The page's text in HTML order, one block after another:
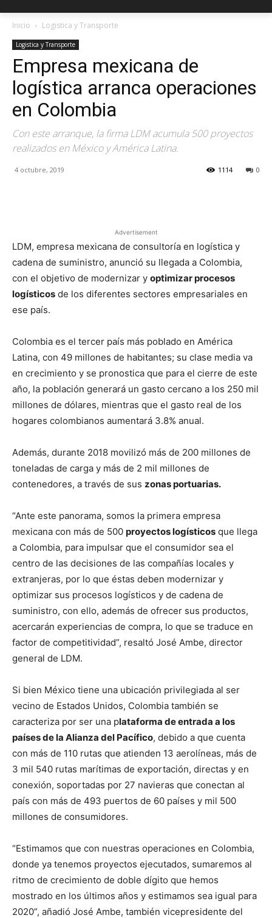
Inicio Logistica y Transporte
Logistica y Transporte
Empresa mexicana de
logística arranca operaciones
en Colombia
Con este arranque, la firma LDM acumula 500 proyectos
realizados en México y América Latina.
4 octubre, 2019 0
1114
Advertisement
LDM, empresa mexicana de consultoría en logística y
cadena de suministro, anunció su llegada a Colombia,
con el objetivo de modernizar y optimizar procesos
logísticos de los diferentes sectores empresariales en
ese país.
Colombia es el tercer país más poblado en América
Latina, con 49 millones de habitantes; su clase media va
en crecimiento y se pronostica que para el cierre de este
año, la población generará un gasto cercano a los 250 mil
millones de dólares, mientras que el gasto real de los
hogares colombianos aumentará 3.8% anual.
Además, durante 2018 movilizó más de 200 millones de
toneladas de carga y más de 2 mil millones de
contenedores, a través de sus zonas portuarias.
“Ante este panorama, somos la primera empresa
mexicana con más de 500 proyectos logísticos que llega
a Colombia, para impulsar que el consumidor sea el
centro de las decisiones de las compañías locales y
extranjeras, por lo que éstas deben modernizar y
optimizar sus procesos logísticos y de cadena de
suministro, con ello, además de ofrecer sus productos,
acercarán experiencias de compra, lo que se traduce en
factor de competitividad”, resaltó José Ambe, director
general de LDM.
Si bien México tiene una ubicación privilegiada al ser
vecino de Estados Unidos, Colombia también se
caracteriza por ser una plataforma de entrada a los
países de la Alianza del Pacífico, debido a que cuenta
con más de 110 rutas que atienden 13 aerolíneas, más de
3 mil 540 rutas marítimas de exportación, directas y en
conexión, soportadas por 27 navieras que conectan al
país con más de 493 puertos de 60 países y mil 500
millones de consumidores.
“Estimamos que con nuestras operaciones en Colombia,
donde ya tenemos proyectos ejecutados, sumaremos al
ritmo de crecimiento de doble dígito que hemos
mostrado en los últimos años y estimamos sea igual para
2020”, añadió José Ambe, también vicepresidente del